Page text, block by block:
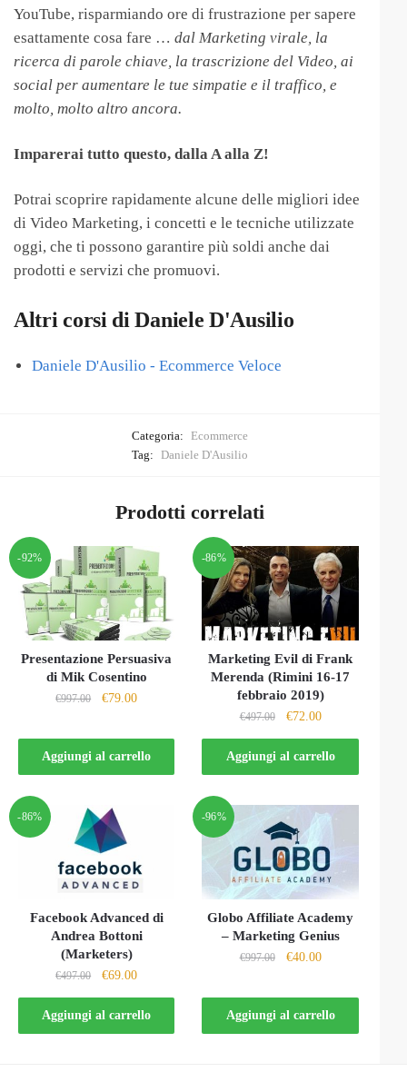
YouTube, risparmiando ore di frustrazione per sapere
esattamente cosa fare … dal Marketing virale, la
ricerca di parole chiave, la trascrizione del Video, ai
social per aumentare le tue simpatie e il traffico, e
molto, molto altro ancora.
Imparerai tutto questo, dalla A alla Z!
Potrai scoprire rapidamente alcune delle migliori idee
di Video Marketing, i concetti e le tecniche utilizzate
oggi, che ti possono garantire più soldi anche dai
prodotti e servizi che promuovi.
Altri corsi di Daniele D'Ausilio
Daniele D'Ausilio - Ecommerce Veloce
Categoria: Ecommerce
Tag: Daniele D'Ausilio
Prodotti correlati
-92%
Presentazione Persuasiva
di Mik Cosentino
€997.00
Il
originale
era:
€997.00.
€79.00Il
attuale
è:
€79.00.
Aggiungi al carrello
-86%
Marketing Evil di Frank
Merenda (Rimini 16-17
febbraio 2019)
€497.00
Il
prezzo
originale
era:
€72.00Il
prezzo
attuale
è:
Aggiungi al carrello
-86%
Facebook Advanced di
Andrea Bottoni
(Marketers)
€497.00
Il
prezzo
originale
era:
€69.00Il
prezzo
attuale
è:
Aggiungi al carrello
-96%
Globo Affiliate Academy
– Marketing Genius
€997.00
Il
originale
era:
€997.00.
€40.00Il
attuale
è:
€40.00.
Aggiungi al carrello